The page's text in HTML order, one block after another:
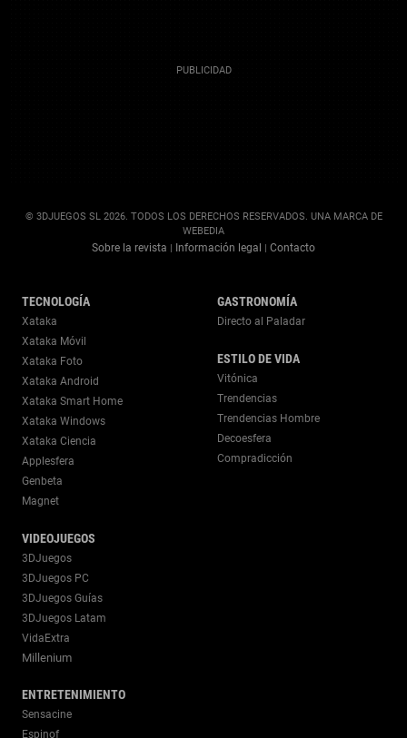
© 3DJUEGOS SL 2026. TODOS LOS DERECHOS RESERVADOS. UNA MARCA DE
WEBEDIA
Sobre la revista Información legal Contacto
TECNOLOGÍA
Xataka
Xataka Móvil
Xataka Foto
Xataka Android
Xataka Smart Home
Xataka Windows
Xataka Ciencia
Applesfera
Genbeta
Magnet
VIDEOJUEGOS
3DJuegos
3DJuegos PC
3DJuegos Guías
3DJuegos Latam
VidaExtra
Millenium
ENTRETENIMIENTO
Sensacine
Espinof
GASTRONOMÍA
Directo al Paladar
ESTILO DE VIDA
Vitónica
Trendencias
Trendencias Hombre
Decoesfera
Compradicción